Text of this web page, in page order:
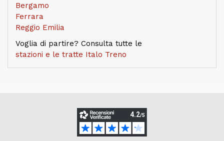
Bergamo
Ferrara
Reggio Emilia
Voglia di partire? Consulta tutte le
stazioni e le tratte Italo Treno